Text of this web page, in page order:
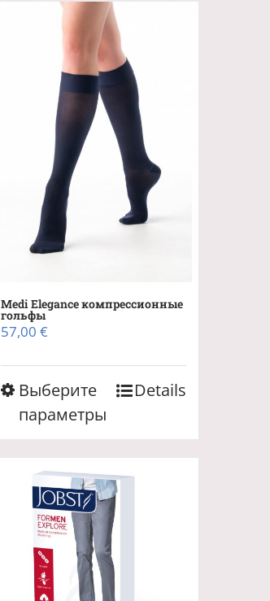
Medi Elegance компрессионные
гольфы
57,00 €
Выберите
параметры
Этот
товар
Опции
можно
выбрать
на
странице
товара.
Details